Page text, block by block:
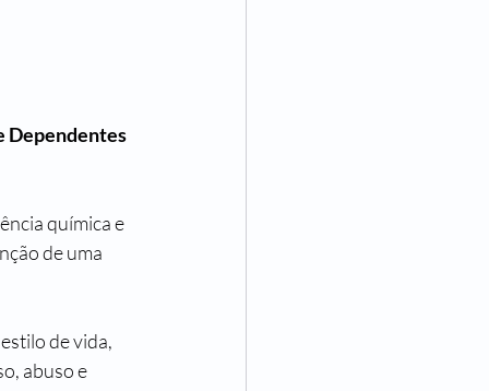
Dependentes
química e
de uma
de vida,
abuso e